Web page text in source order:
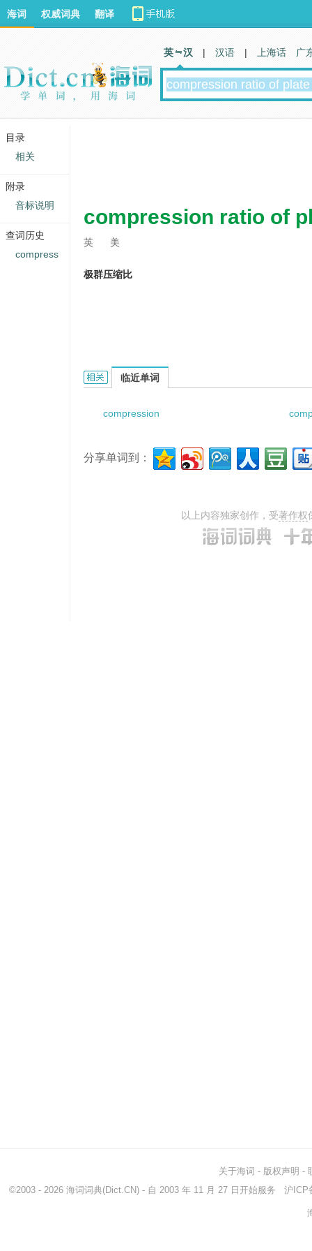
compression ratio of
英 美
极群压缩比
compression ratio of plate groups的相关资料：
临近单词
compression
分享单词到：
以上内容独家创作，受著作权
海词 权威词典 翻译
英 汉 | 汉语 | 上海话 广
关于海词 - 版权声明 -
©2003 - 2026 海词词典(Dict.CN) - 自 2003 年 11 月 27 日开始服务 沪ICP
目录
相关
附录
音标说明
查词历史
compress